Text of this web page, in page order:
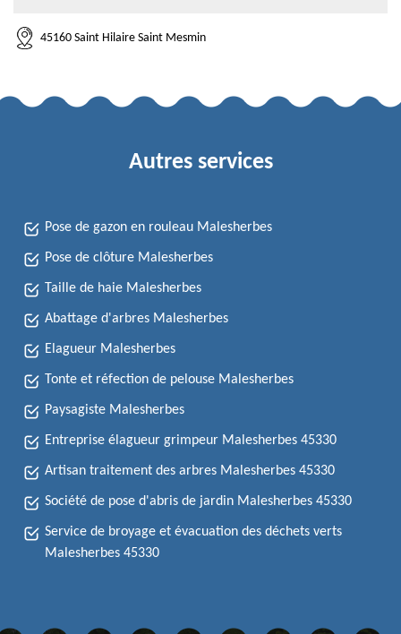
45160 Saint Hilaire Saint Mesmin
Autres services
Pose de gazon en rouleau Malesherbes
Pose de clôture Malesherbes
Taille de haie Malesherbes
Abattage d'arbres Malesherbes
Elagueur Malesherbes
Tonte et réfection de pelouse Malesherbes
Paysagiste Malesherbes
Entreprise élagueur grimpeur Malesherbes 45330
Artisan traitement des arbres Malesherbes 45330
Société de pose d'abris de jardin Malesherbes 45330
Service de broyage et évacuation des déchets verts
Malesherbes 45330